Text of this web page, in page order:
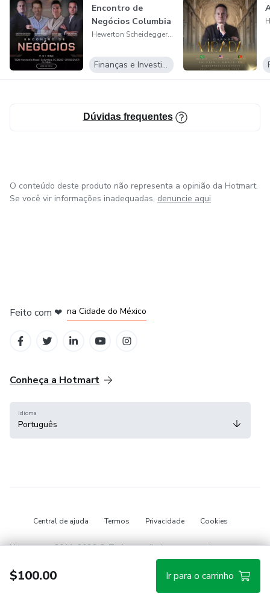
Encontro de
Negócios Columbia
Hewerton Scheidegger Paulo
Finanças e Investimentos
Dúvidas frequentes
$100.00 Ir para o carrinho
O conteúdo deste produto não representa a opinião da Hotmart.
Se você vir informações inadequadas, denuncie aqui
Feito com ❤ na Cidade do México
Conheça a Hotmart
Idioma
Português
Central de ajuda Termos Privacidade Cookies
Hotmart — 2011-2026 © Todos os direitos reservados.